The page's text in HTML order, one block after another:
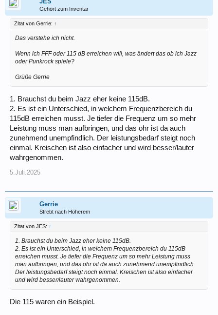
Gehört zum Inventar
Zitat von Gerrie: ↑
Das verstehe ich nicht.
Wenn ich FFF oder 115 dB erreichen will, was ändert das ob ich Jazz
oder Punkrock spiele?
Grüße Gerrie
1. Brauchst du beim Jazz eher keine 115dB.
2. Es ist ein Unterschied, in welchem Frequenzbereich du
115dB erreichen musst. Je tiefer die Frequenz um so mehr
Leistung muss man aufbringen, und das ohr ist da auch
zunehmend unempfindlich. Der leistungsbedarf steigt noch
einmal. Kreischen ist also einfacher und wird besser/lauter
wahrgenommen.
5.Juli.2025
Gerrie
Strebt nach Höherem
Zitat von JES: ↑
1. Brauchst du beim Jazz eher keine 115dB.
2. Es ist ein Unterschied, in welchem Frequenzbereich du 115dB
erreichen musst. Je tiefer die Frequenz um so mehr Leistung muss
man aufbringen, und das ohr ist da auch zunehmend unempfindlich.
Der leistungsbedarf steigt noch einmal. Kreischen ist also einfacher
und wird besser/lauter wahrgenommen.
Die 115 waren ein Beispiel.